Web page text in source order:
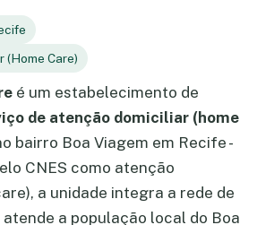
(Home Care)
é um estabelecimento de
de atenção domiciliar (home
bairro Boa Viagem em Recife -
CNES como atenção
a unidade integra a rede de
a população local do Boa